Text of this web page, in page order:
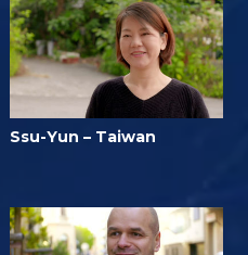
Ssu-Yun – Taiwan